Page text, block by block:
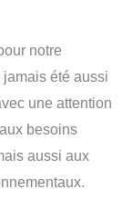
notre
jamais été aussi
une attention
besoins
aussi aux